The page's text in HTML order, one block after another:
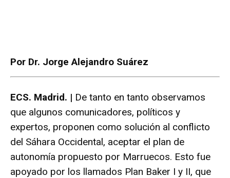
Por Dr. Jorge Alejandro Suárez
ECS. Madrid. | De tanto en tanto observamos
que algunos comunicadores, políticos y
expertos, proponen como solución al conflicto
del Sáhara Occidental, aceptar el plan de
autonomía propuesto por Marruecos. Esto fue
apoyado por los llamados Plan Baker I y II, que